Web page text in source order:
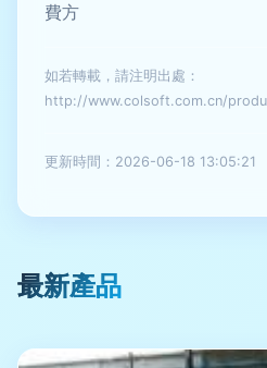
費方
如若轉載，請注明出處：
http://www.colsoft.com.cn/
更新時間：2026-06-18 13:05:21
最新產品